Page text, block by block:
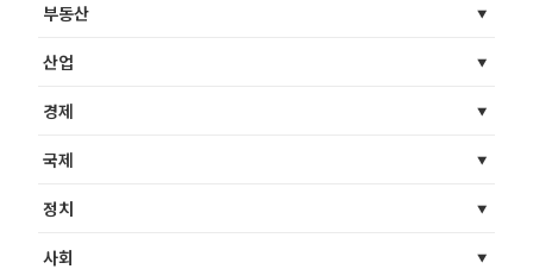
부동산
산업
경제
국제
정치
사회